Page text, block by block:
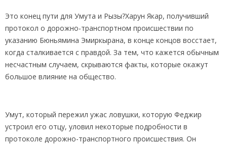
Это конец пути для Умута и Рызы?Харун Якар, получивший
протокол о дорожно-транспортном происшествии по
указанию Бюньямина Эмиркырана, в конце концов восстает,
когда сталкивается с правдой. За тем, что кажется обычным
несчастным случаем, скрываются факты, которые окажут
большое влияние на общество.
Умут, который пережил ужас ловушки, которую Феджир
устроил его отцу, уловил некоторые подробности в
протоколе дорожно-транспортного происшествия. Он